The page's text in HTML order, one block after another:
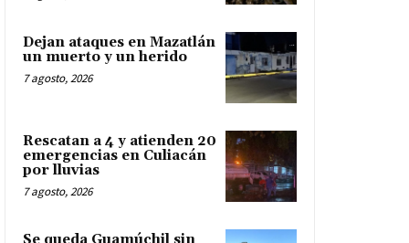
Dejan ataques en Mazatlán
un muerto y un herido
7 agosto, 2026
Rescatan a 4 y atienden 20
emergencias en Culiacán
por lluvias
7 agosto, 2026
Se queda Guamúchil sin